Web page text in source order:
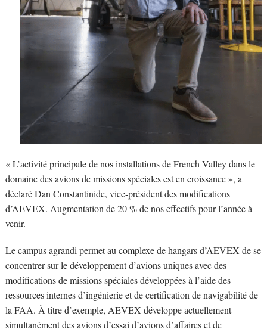
« L’activité principale de nos installations de French Valley dans le
domaine des avions de missions spéciales est en croissance », a
déclaré Dan Constantinide, vice-président des modifications
d’AEVEX. Augmentation de 20 % de nos effectifs pour l’année à
venir.
Le campus agrandi permet au complexe de hangars d’AEVEX de se
concentrer sur le développement d’avions uniques avec des
modifications de missions spéciales développées à l’aide des
ressources internes d’ingénierie et de certification de navigabilité de
la FAA. À titre d’exemple, AEVEX développe actuellement
simultanément des avions d’essai d’avions d’affaires et de